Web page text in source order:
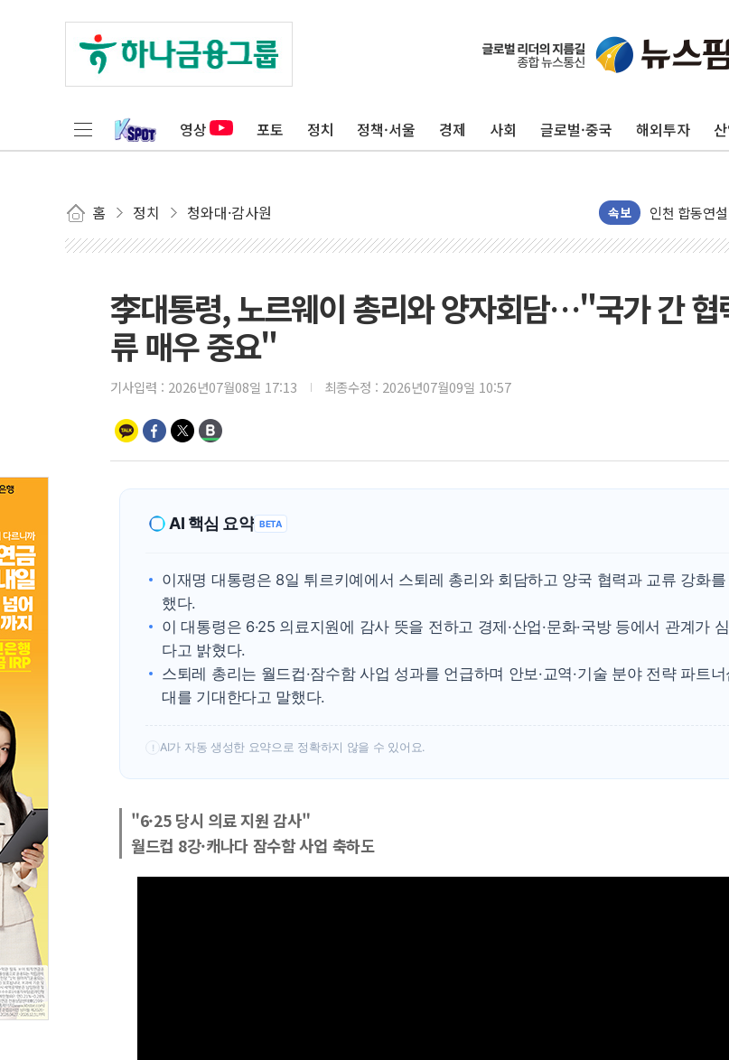
영상 포토 정치 정책·서울 경제 사회 글로벌·중국 해외투자
홈 정치 청와대·감사원 속보
울진·영덕 '
[종합] 김민
김민석, 2주
인사하는 김
[속보] 민주,
[속보] 민주,
폐기물 수거
서울 중랑구
인천 선재도
인천서 말다
'화합' 꺼낸
李대통령,
李대통령, 노르웨이 총리와 양자회담…"국가 간 협
류 매우 중요"
기사입력 : 2026년07월08일 17:13 최종수정 : 2026년07월09일 10:57
AI 핵심 요약 BETA
이재명 대통령은 8일 튀르키예에서 스퇴레 총리와 회담하고 양국 협력과 교류 강화를
했다.
이 대통령은 6·25 의료지원에 감사 뜻을 전하고 경제·산업·문화·국방 등에서 관계가
다고 밝혔다.
스퇴레 총리는 월드컵·잠수함 사업 성과를 언급하며 안보·교역·기술 분야 전략 파트
대를 기대한다고 말했다.
! AI가 자동 생성한 요약으로 정확하지 않을 수 있어요.
"6·25 당시 의료 지원 감사"
월드컵 8강·캐나다 잠수함 사업 축하도